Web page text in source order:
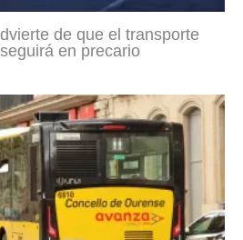
de que el transporte
en precario